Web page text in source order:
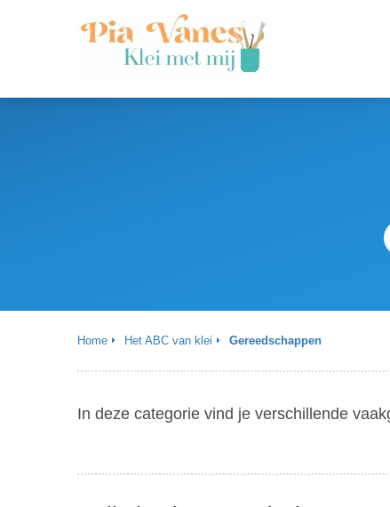
Home Het ABC van klei Gereedschappen
In deze categorie vind je verschillende